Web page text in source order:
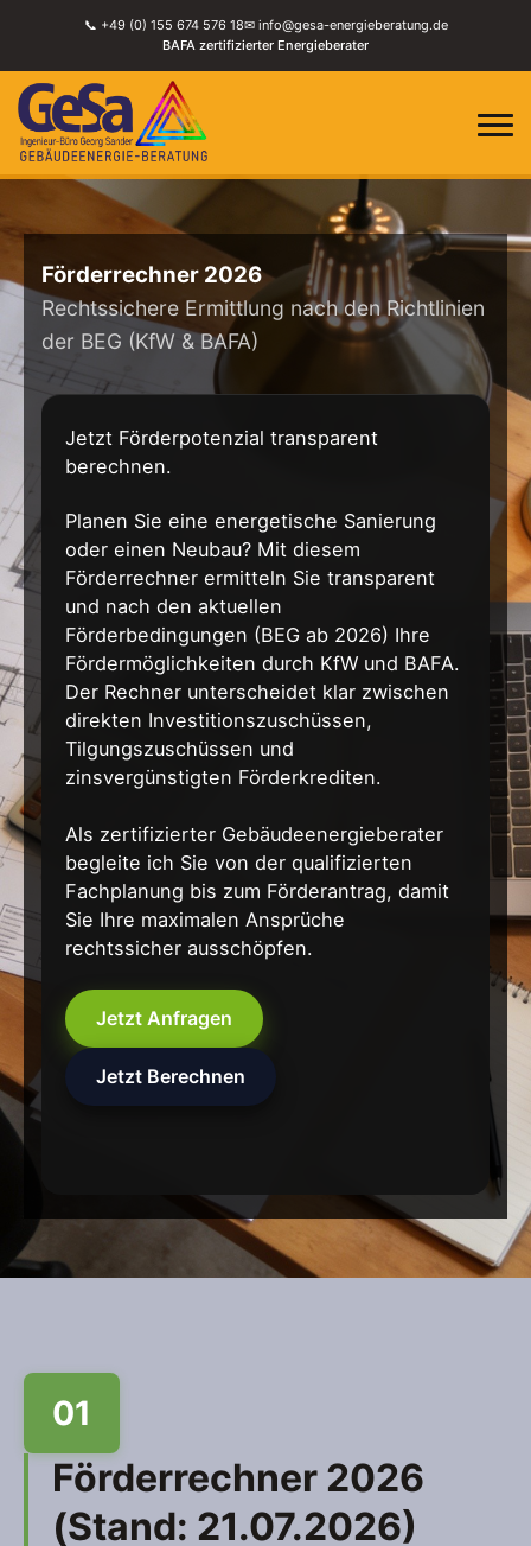
📞 +49 (0) 155 674 576 18✉ info@gesa-energieberatung.de
BAFA zertifizierter Energieberater
Förderrechner 2026
Rechtssichere Ermittlung nach den Richtlinien
der BEG (KfW & BAFA)
Jetzt Förderpotenzial transparent
berechnen.
Planen Sie eine energetische Sanierung
oder einen Neubau? Mit diesem
Förderrechner ermitteln Sie transparent
und nach den aktuellen
Förderbedingungen (BEG ab 2026) Ihre
Fördermöglichkeiten durch KfW und BAFA.
Der Rechner unterscheidet klar zwischen
direkten Investitionszuschüssen,
Tilgungszuschüssen und
zinsvergünstigten Förderkrediten.
Als zertifizierter Gebäudeenergieberater
begleite ich Sie von der qualifizierten
Fachplanung bis zum Förderantrag, damit
Sie Ihre maximalen Ansprüche
rechtssicher ausschöpfen.
Jetzt Anfragen
Jetzt Berechnen
01
Förderrechner 2026
(Stand: 21.07.2026)